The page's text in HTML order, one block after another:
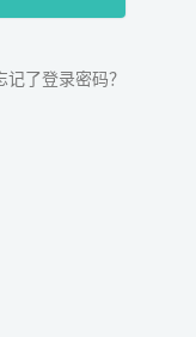
记了登录密码？